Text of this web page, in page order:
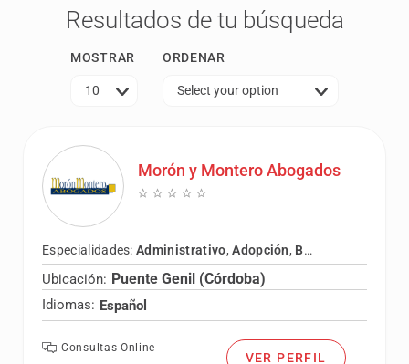
Resultados de tu búsqueda
MOSTRAR
10
ORDENAR
Select your option
Morón y Montero Abogados
Especialidades:Administrativo,Adopción, Bancario
Ubicación: Puente Genil (Córdoba)
Idiomas: Español
Consultas Online
VER PERFIL